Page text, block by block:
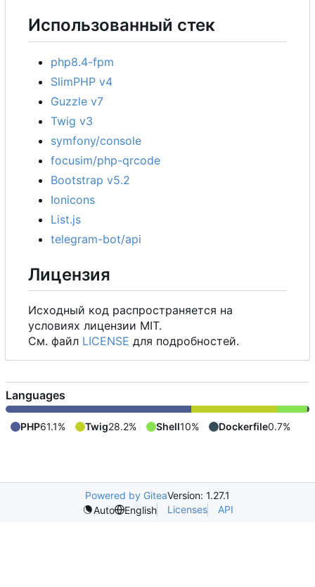
Использованный стек
php8.4-fpm
SlimPHP v4
Guzzle v7
Twig v3
symfony/console
focusim/php-qrcode
Bootstrap v5.2
Ionicons
List.js
telegram-bot/api
Лицензия
Исходный код распространяется на
условиях лицензии MIT.
См. файл LICENSE для подробностей.
Languages
PHP61.1% Twig28.2% Shell10% Dockerfile0.7%
Powered by GiteaVersion: 1.27.1
Auto
English Licenses API